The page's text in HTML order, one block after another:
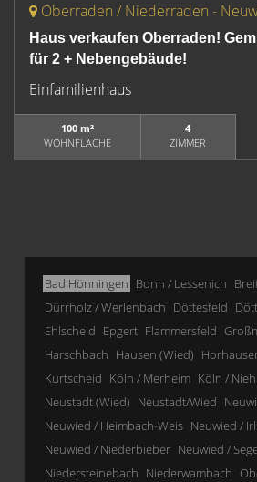
Oberraden / Niederraden -
Haus verkaufen Oberraden!
für 2 + Nebengebäude!
Einfamilienhaus
100 m²
WOHNFLÄCHE
4
ZIMMER
Bad Hönningen Bonn / Lessenich
Dürrholz / Werlenbach Döttesfeld
Ehlscheid Epgert Flammersfeld
Harschbach Hausen (Wied)
Kurtscheid Köln / Merheim Köln / Niehl
Neustadt (Wied) Neustadt/Wied
Neuwied / Heimbach-Weis Neuwied /
Neuwied / Niederbieber Neuwied /
Niedersteinebach Niederwambach